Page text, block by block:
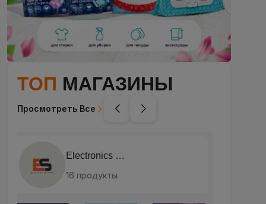
ТОП МАГАЗИНЫ
Просмотреть Все
Di beauty
58 продукты